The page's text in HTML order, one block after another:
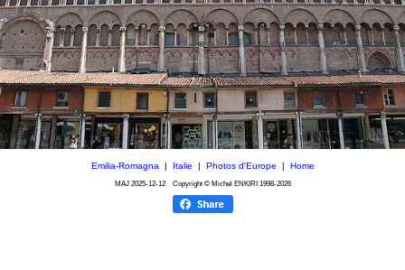
Emilia-Romagna | Italie | Photos d'Europe | Home
MAJ 2025-12-12Copyright © Michel ENKIRI 1998-2026